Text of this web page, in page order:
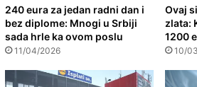
240 eura za jedan radni dan i
bez diplome: Mnogi u Srbiji
sada hrle ka ovom poslu
11/04/2026
Ovaj
zlata:
1200
10/